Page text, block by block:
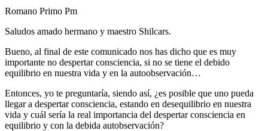
Romano Primo Pm
Saludos amado hermano y maestro Shilcars.
Bueno, al final de este comunicado nos has dicho que es muy
importante no despertar consciencia, si no se tiene el debido
equilibrio en nuestra vida y en la autoobservación…
Entonces, yo te preguntaría, siendo así, ¿es posible que uno pueda
llegar a despertar consciencia, estando en desequilibrio en nuestra
vida y cuál sería la real importancia del despertar consciencia en
equilibrio y con la debida autobservación?